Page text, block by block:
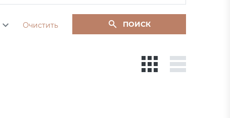
Очистить ПОИСК